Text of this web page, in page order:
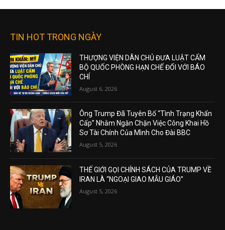
TIN HOT TRONG NGÀY
THƯỢNG VIỆN DÂN CHỦ ĐƯA LUẬT CẤM
BỘ QUỐC PHÒNG HẠN CHẾ ĐỐI VỚI BÁO
CHÍ
August 6, 2026
Ông Trump Đã Tuyên Bố “Tình Trạng Khẩn
Cấp” Nhằm Ngăn Chặn Việc Công Khai Hồ
Sơ Tài Chính Của Mình Cho Đài BBC
August 5, 2026
THẾ GIỚI GỌI CHÍNH SÁCH CỦA TRUMP VỀ
IRAN LÀ “NGOẠI GIAO MẪU GIÁO”
August 5, 2026